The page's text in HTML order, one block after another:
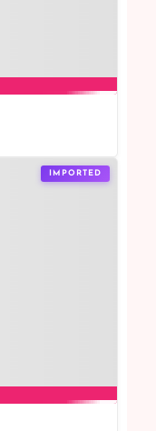
IMPORTED